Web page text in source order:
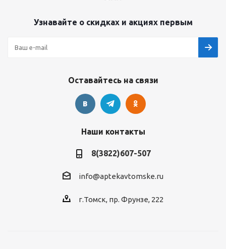
Узнавайте о скидках и акциях первым
Оставайтесь на связи
Наши контакты
8(3822)607-507
info@aptekavtomske.ru
г.Томск, пр. Фрунзе, 222